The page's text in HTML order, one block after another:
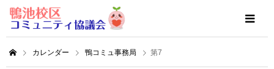
カレンダー 鴨コミュ事務局 第7